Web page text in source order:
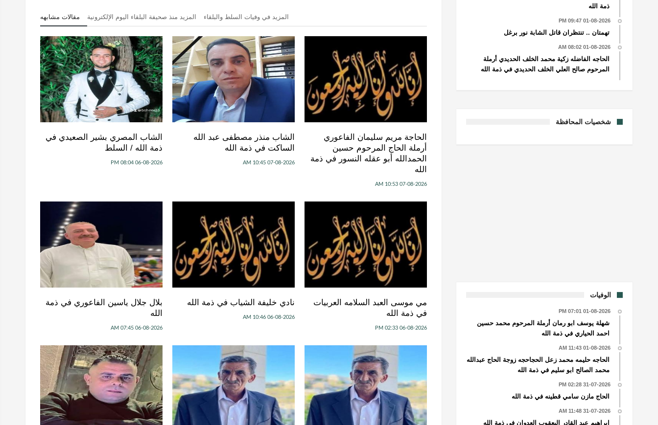
مقالات مشابهه المزيد منذ صحيفة البلقاء اليوم الإلكترونية المزيد في وفيات السلط والبلقاء
الحاجة مريم سليمان الفاعوري
أرملة الحاج المرحوم حسين
الحمدالله أبو عقله النسور في ذمة
الله
07-08-2026 10:53 AM
الشاب منذر مصطفى عبد الله
الساكت في ذمة الله
07-08-2026 10:45 AM
الشاب المصري بشير الصعيدي في
ذمة الله / السلط
06-08-2026 08:04 PM
مي موسى العبد السلامه العربيات
في ذمة الله
06-08-2026 02:33 PM
نادي خليفة الشياب في ذمة الله
06-08-2026 10:46 AM
بلال جلال ياسين الفاعوري في ذمة
الله
06-08-2026 07:45 AM
ذمة الله
01-08-2026 09:47 PM
تهمتان .. تنتظران قاتل الشابة نور برغل
01-08-2026 08:02 AM
الحاجه الفاضله زكية محمد الخلف الحديدي أرملة
المرحوم صالح العلي الخلف الحديدي في ذمة الله
شخصيات المحافظة
الوفيات
01-08-2026 07:01 PM
شهلة يوسف ابو رمان أرملة المرحوم محمد حسين
احمد الحياري في ذمة الله
01-08-2026 11:43 AM
الحاجه حليمه محمد زعل الحجاحجه زوجة الحاج عبدالله
محمد الصالح ابو سليم في ذمة الله
31-07-2026 02:28 PM
الحاج مازن سامي قطينه في ذمة الله
31-07-2026 11:48 AM
إبراهيم عبد القادر اليعقوب العدوان في ذمة الله